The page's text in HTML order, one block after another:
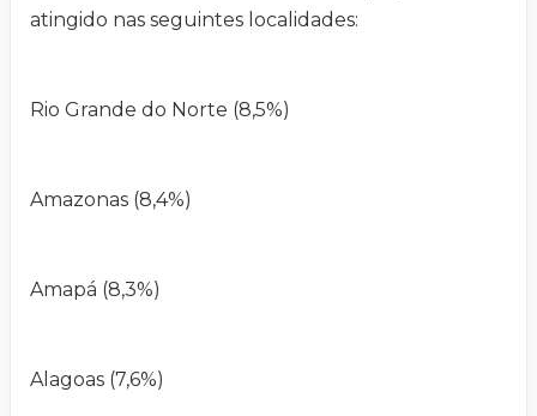
atingido nas seguintes localidades:
Rio Grande do Norte (8,5%)
Amazonas (8,4%)
Amapá (8,3%)
Alagoas (7,6%)